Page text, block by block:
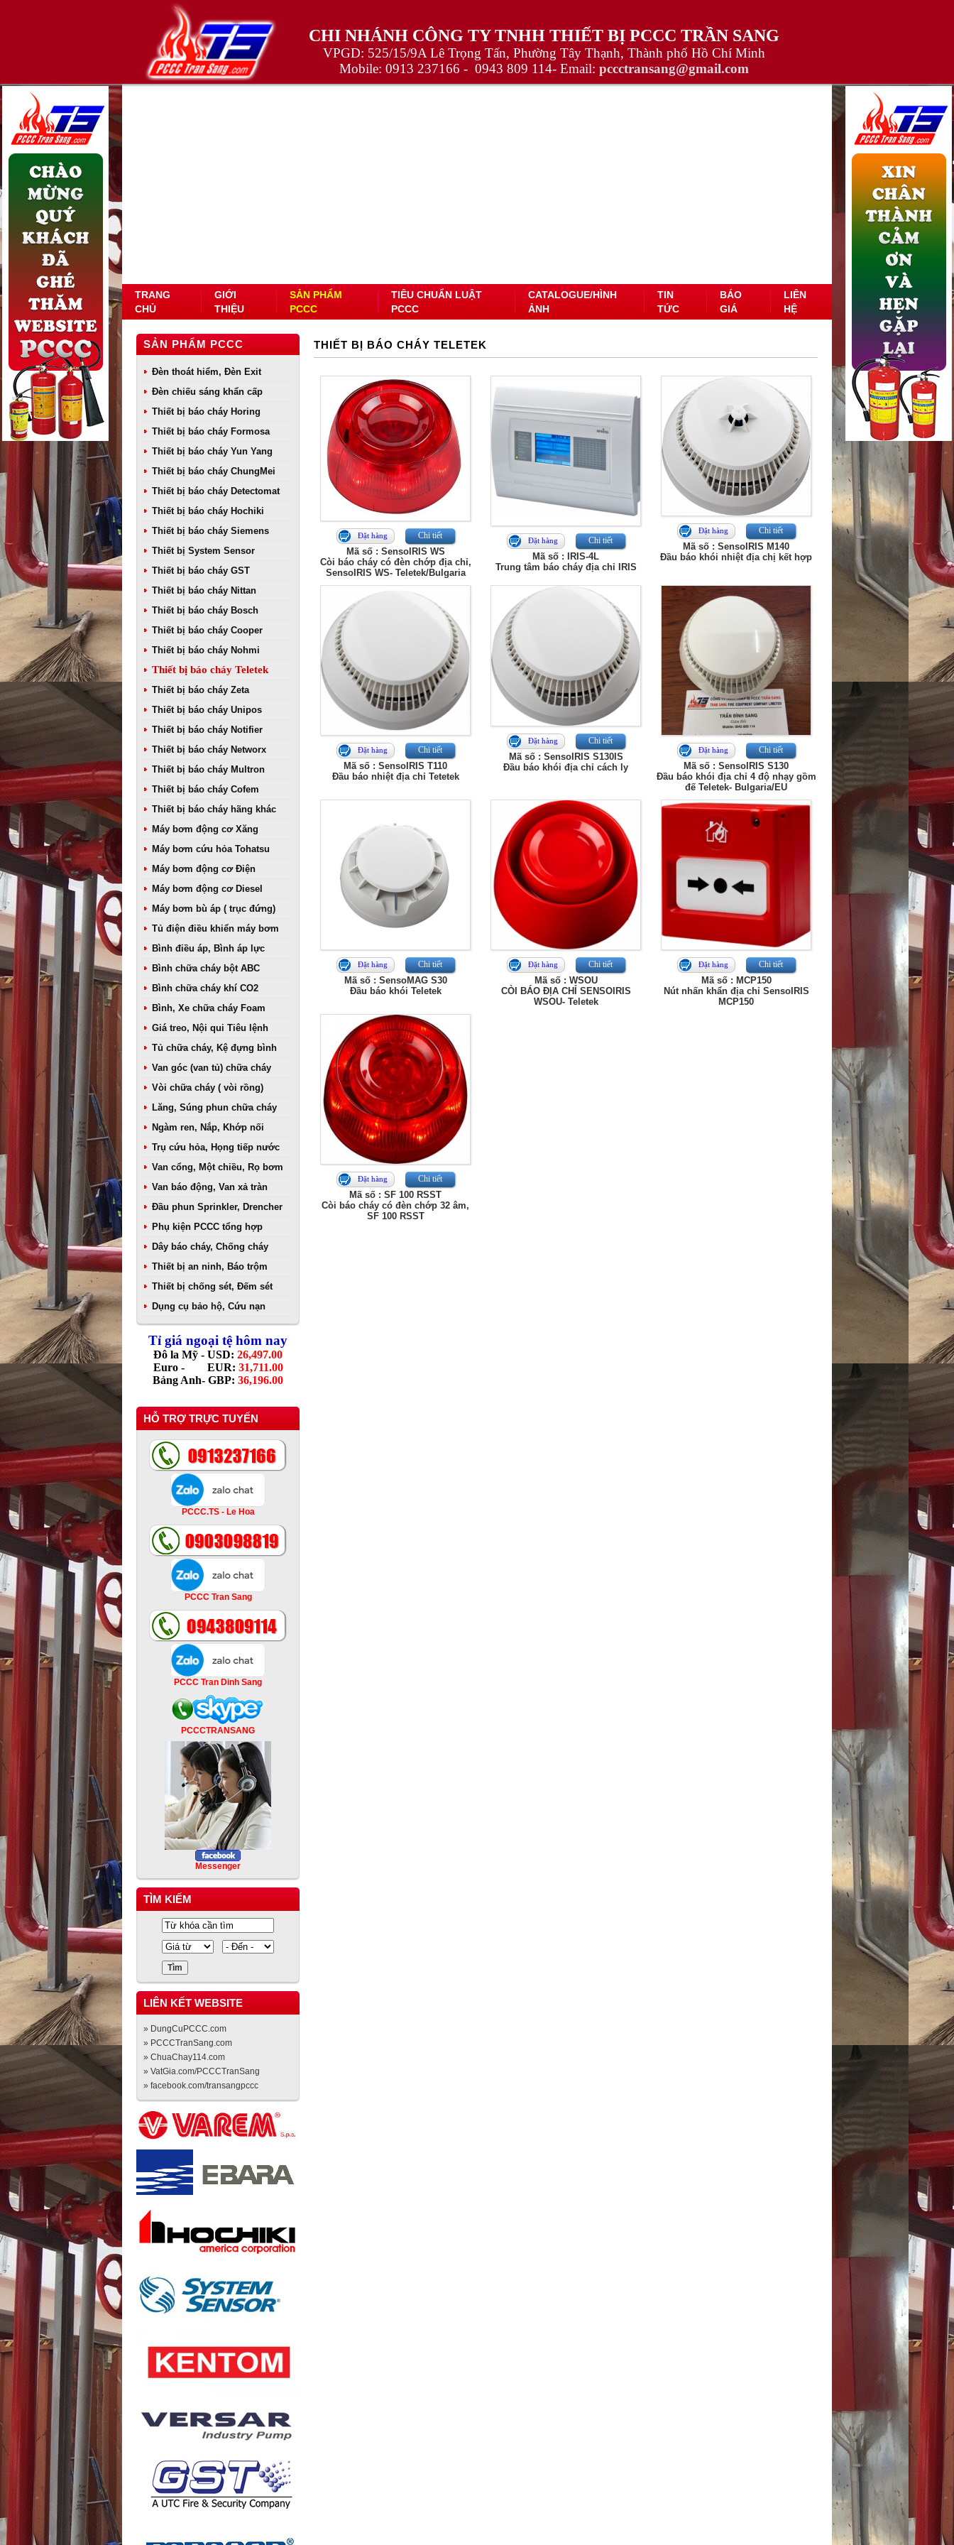
CHI NHÁNH CÔNG TY TNHH THIẾT BỊ PCCC TRẦN SANG
VPGD: 525/15/9A Lê Trọng Tấn, Phường Tây Thạnh, Thành phố Hồ Chí Minh
Mobile: 0913 237166 - 0943 809 114- Email: pccctransang@gmail.com
TRANG
CHỦ
GIỚI
THIỆU
SẢN PHẨM
PCCC
TIÊU CHUẨN LUẬT
PCCC
CATALOGUE/HÌNH
ẢNH
TIN
TỨC
BÁO
GIÁ
LIÊN
HỆ
SẢN PHẨM PCCC
Đèn thoát hiểm, Đèn Exit
Đèn chiếu sáng khẩn cấp
Thiết bị báo cháy Horing
Thiết bị báo cháy Formosa
Thiết bị báo cháy Yun Yang
Thiết bị báo cháy ChungMei
Thiết bị báo cháy Detectomat
Thiết bị báo cháy Hochiki
Thiết bị báo cháy Siemens
Thiết bị System Sensor
Thiết bị báo cháy GST
Thiết bị báo cháy Nittan
Thiết bị báo cháy Bosch
Thiết bị báo cháy Cooper
Thiết bị báo cháy Nohmi
Thiết bị báo cháy Teletek
Thiết bị báo cháy Zeta
Thiết bị báo cháy Unipos
Thiết bị báo cháy Notifier
Thiết bị báo cháy Networx
Thiết bị báo cháy Multron
Thiết bị báo cháy Cofem
Thiết bị báo cháy hãng khác
Máy bơm động cơ Xăng
Máy bơm cứu hỏa Tohatsu
Máy bơm động cơ Điện
Máy bơm động cơ Diesel
Máy bơm bù áp ( trục đứng)
Tủ điện điều khiển máy bơm
Bình điều áp, Bình áp lực
Bình chữa cháy bột ABC
Bình chữa cháy khí CO2
Bình, Xe chữa cháy Foam
Giá treo, Nội qui Tiêu lệnh
Tủ chữa cháy, Kệ đựng bình
Van góc (van tủ) chữa cháy
Vòi chữa cháy ( vòi rồng)
Lăng, Súng phun chữa cháy
Ngàm ren, Nắp, Khớp nối
Trụ cứu hỏa, Họng tiếp nước
Van cổng, Một chiều, Rọ bơm
Van báo động, Van xả tràn
Đầu phun Sprinkler, Drencher
Phụ kiện PCCC tổng hợp
Dây báo cháy, Chống cháy
Thiết bị an ninh, Báo trộm
Thiết bị chống sét, Đếm sét
Dụng cụ bảo hộ, Cứu nạn
Tỉ giá ngoại tệ hôm nay
Đô la Mỹ - USD: 26,497.00
Euro - EUR: 31,711.00
Bảng Anh- GBP: 36,196.00
HỖ TRỢ TRỰC TUYẾN
PCCC.TS - Le Hoa
PCCC Tran Sang
PCCC Tran Dinh Sang
PCCCTRANSANG
Messenger
TÌM KIẾM
LIÊN KẾT WEBSITE
» DungCuPCCC.com
» PCCCTranSang.com
» ChuaChay114.com
» VatGia.com/PCCCTranSang
» facebook.com/transangpccc
THIẾT BỊ BÁO CHÁY TELETEK
Đặt hàng Chi tiết
Mã số : SensoIRIS WS
Còi báo cháy có đèn chớp địa chỉ,
SensoIRIS WS- Teletek/Bulgaria
Đặt hàng Chi tiết
Mã số : IRIS-4L
Trung tâm báo cháy địa chỉ IRIS
Đặt hàng Chi tiết
Mã số : SensoIRIS M140
Đầu báo khói nhiệt địa chị kết hợp
Đặt hàng Chi tiết
Mã số : SensoIRIS T110
Đầu báo nhiệt địa chỉ Tetetek
Đặt hàng Chi tiết
Mã số : SensoIRIS S130IS
Đầu báo khói địa chỉ cách ly
Đặt hàng Chi tiết
Mã số : SensoIRIS S130
Đầu báo khói địa chỉ 4 độ nhạy gồm
đế Teletek- Bulgaria/EU
Đặt hàng Chi tiết
Mã số : SensoMAG S30
Đầu báo khói Teletek
Đặt hàng Chi tiết
Mã số : WSOU
CÒI BÁO ĐỊA CHỈ SENSOIRIS
WSOU- Teletek
Đặt hàng Chi tiết
Mã số : MCP150
Nút nhấn khẩn địa chỉ SensoIRIS
MCP150
Đặt hàng Chi tiết
Mã số : SF 100 RSST
Còi báo cháy có đèn chớp 32 âm,
SF 100 RSST